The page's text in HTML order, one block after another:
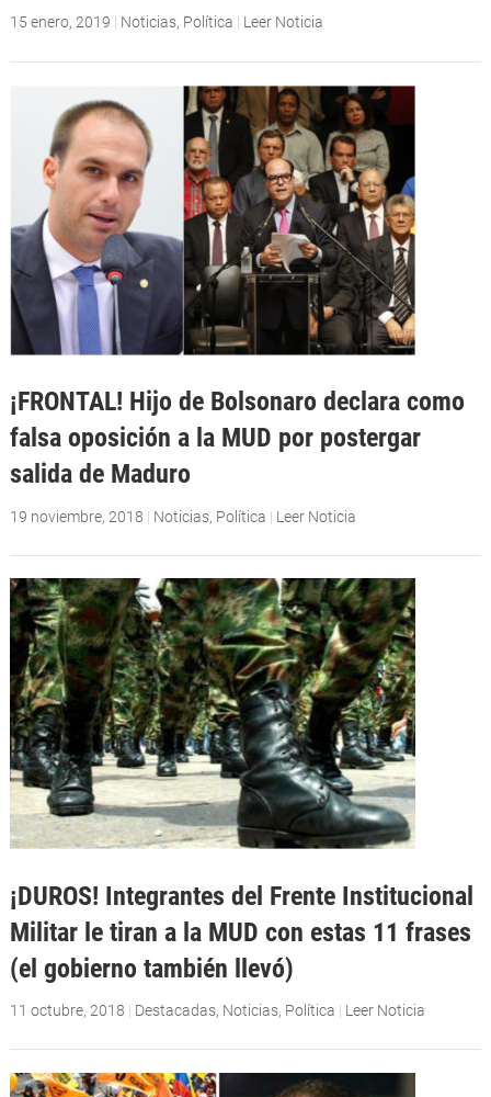
15 enero, 2019 | Noticias, Política | Leer Noticia
¡FRONTAL! Hijo de Bolsonaro declara como
falsa oposición a la MUD por postergar
salida de Maduro
19 noviembre, 2018 | Noticias, Política | Leer Noticia
¡DUROS! Integrantes del Frente Institucional
Militar le tiran a la MUD con estas 11 frases
(el gobierno también llevó)
11 octubre, 2018 | Destacadas, Noticias, Política | Leer Noticia